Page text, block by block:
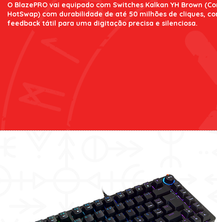
O BlazePRO vai equipado com Switches Kalkan YH Brown
HotSwap) com durabilidade de até 50 milhões de cliques,
feedback tátil para uma digitação precisa e silenciosa.